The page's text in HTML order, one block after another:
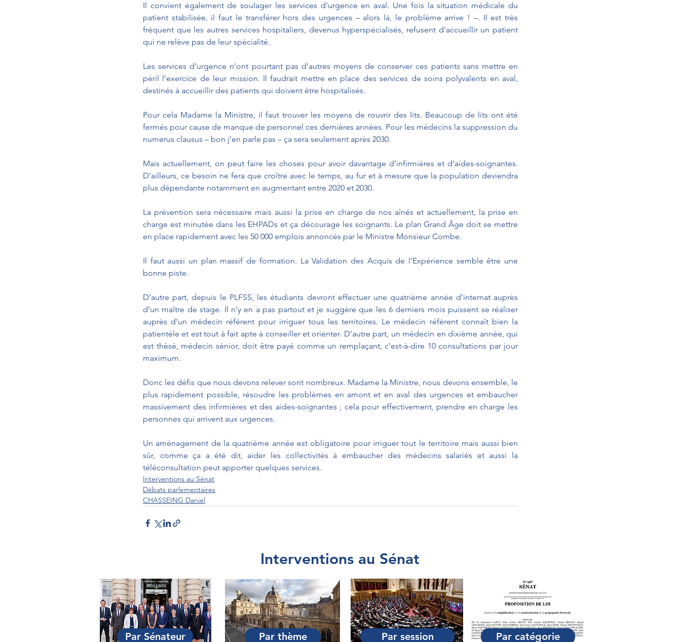
Il convient également de soulager les services d’urgence en aval. Une fois la situation médicale du
patient stabilisée, il faut le transférer hors des urgences – alors là, le problème arrive ! –. Il est très
fréquent que les autres services hospitaliers, devenus hyperspécialisés, refusent d’accueillir un patient
qui ne relève pas de leur spécialité.
Les services d’urgence n’ont pourtant pas d’autres moyens de conserver ces patients sans mettre en
péril l’exercice de leur mission. Il faudrait mettre en place des services de soins polyvalents en aval,
destinés à accueillir des patients qui doivent être hospitalisés.
Pour cela Madame la Ministre, il faut trouver les moyens de rouvrir des lits. Beaucoup de lits ont été
fermés pour cause de manque de personnel ces dernières années. Pour les médecins la suppression du
numerus clausus – bon j’en parle pas – ça sera seulement après 2030.
Mais actuellement, on peut faire les choses pour avoir davantage d’infirmières et d’aides-soignantes.
D’ailleurs, ce besoin ne fera que croître avec le temps, au fur et à mesure que la population deviendra
plus dépendante notamment en augmentant entre 2020 et 2030.
La prévention sera nécessaire mais aussi la prise en charge de nos aînés et actuellement, la prise en
charge est minutée dans les EHPADs et ça décourage les soignants. Le plan Grand Âge doit se mettre
en place rapidement avec les 50 000 emplois annoncés par le Ministre Monsieur Combe.
Il faut aussi un plan massif de formation. La Validation des Acquis de l’Expérience semble être une
bonne piste.
D’autre part, depuis le PLFSS, les étudiants devront effectuer une quatrième année d’internat auprès
d’un maître de stage. Il n’y en a pas partout et je suggère que les 6 derniers mois puissent se réaliser
auprès d’un médecin référent pour irriguer tous les territoires. Le médecin référent connaît bien la
patientèle et est tout à fait apte à conseiller et orienter. D’autre part, un médecin en dixième année, qui
est thèsé, médecin sénior, doit être payé comme un remplaçant, c’est-à-dire 10 consultations par jour
maximum.
Donc les défis que nous devons relever sont nombreux. Madame la Ministre, nous devons ensemble, le
plus rapidement possible, résoudre les problèmes en amont et en aval des urgences et embaucher
massivement des infirmières et des aides-soignantes ; cela pour effectivement, prendre en charge les
personnes qui arrivent aux urgences.
Un aménagement de la quatrième année est obligatoire pour irriguer tout le territoire mais aussi bien
sûr, comme ça a été dit, aider les collectivités à embaucher des médecins salariés et aussi la
téléconsultation peut apporter quelques services.
Interventions au Sénat
Débats parlementaires
CHASSEING Daniel
Interventions au Sénat
Par Sénateur Par thème Par session Par catégorie